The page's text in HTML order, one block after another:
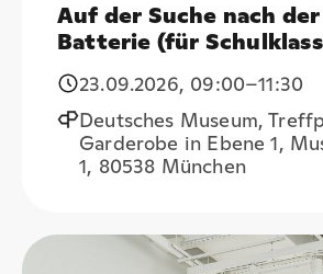
Auf der Suche nach
Batterie (für
23.09.2026, 09:00–11:30
Deutsches Museum,
Garderobe in Ebene 1,
1, 80538 München